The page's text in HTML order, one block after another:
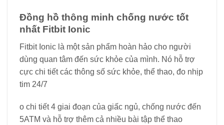
Đồng hồ thông minh chống nước tốt
nhất Fitbit Ionic
Fitbit Ionic là một sản phẩm hoàn hảo cho người
dùng quan tâm đến sức khỏe của mình. Nó hỗ trợ
cực chi tiết các thông số sức khỏe, thể thao, đo nhịp
tim 24/7
o chi tiết 4 giai đoạn của giấc ngủ, chống nước đến
5ATM và hỗ trợ thêm cả nhiều bài tập thể thao